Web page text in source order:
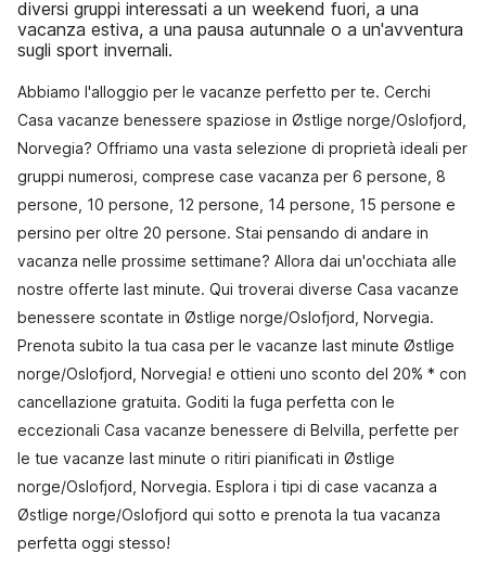
diversi gruppi interessati a un weekend fuori, a una
vacanza estiva, a una pausa autunnale o a un'avventura
sugli sport invernali.
Abbiamo l'alloggio per le vacanze perfetto per te. Cerchi
Casa vacanze benessere spaziose in Østlige norge/Oslofjord,
Norvegia? Offriamo una vasta selezione di proprietà ideali per
gruppi numerosi, comprese case vacanza per 6 persone, 8
persone, 10 persone, 12 persone, 14 persone, 15 persone e
persino per oltre 20 persone. Stai pensando di andare in
vacanza nelle prossime settimane? Allora dai un'occhiata alle
nostre offerte last minute. Qui troverai diverse Casa vacanze
benessere scontate in Østlige norge/Oslofjord, Norvegia.
Prenota subito la tua casa per le vacanze last minute Østlige
norge/Oslofjord, Norvegia! e ottieni uno sconto del 20% * con
cancellazione gratuita. Goditi la fuga perfetta con le
eccezionali Casa vacanze benessere di Belvilla, perfette per
le tue vacanze last minute o ritiri pianificati in Østlige
norge/Oslofjord, Norvegia. Esplora i tipi di case vacanza a
Østlige norge/Oslofjord qui sotto e prenota la tua vacanza
perfetta oggi stesso!